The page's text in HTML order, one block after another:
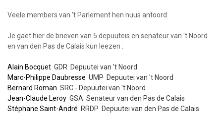
Veele members van 't Parlement hen nuus antoord.
Je gaet hier de brieven van 5 depuuteis en senateur van 't Noord
en van den Pas de Calais kun leezen :
Alain Bocquet  GDR  Depuutei van 't Noord
Marc-Philippe Daubresse  UMP  Depuutei van 't Noord
Bernard Roman  SRC - Depuutei van 't Noord
Jean-Claude Leroy  GSA  Senateur van den Pas de Calais
Stéphane Saint-André  RRDP  Depuutei van den Pas de Calais